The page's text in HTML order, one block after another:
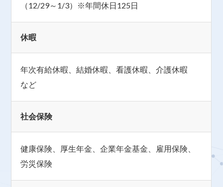
（12/29～1/3）※年間休日125日
休暇
年次有給休暇、結婚休暇、看護休暇、介護休暇
など
社会保険
健康保険、厚生年金、企業年金基金、雇用保険、
労災保険